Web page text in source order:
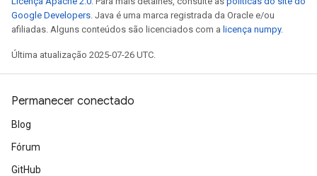
Google Developers. Java é uma marca registrada da Oracle e/ou
afiliadas. Alguns conteúdos são licenciados com a licença numpy.
Última atualização 2025-07-26 UTC.
Permanecer conectado
Blog
Fórum
GitHub